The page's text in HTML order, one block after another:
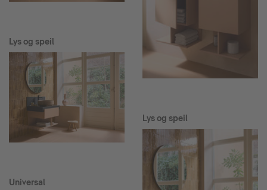
Lys og speil
Universal
Lys og speil